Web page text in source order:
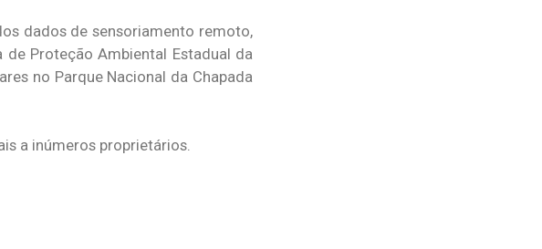
dados de sensoriamento remoto,
Proteção Ambiental Estadual da
no Parque Nacional da Chapada
a inúmeros proprietários.